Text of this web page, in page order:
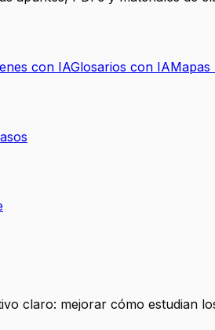
con IAGlosarios con IAMapas
claro: mejorar cómo estudian